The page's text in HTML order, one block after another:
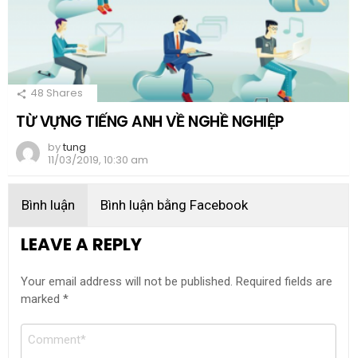
48 Shares
TỪ VỰNG TIẾNG ANH VỀ NGHỀ NGHIỆP
bytung
11/03/2019, 10:30 am
Bình luận Bình luận bằng Facebook
LEAVE A REPLY
Your email address will not be published. Required fields are
marked *
Comment